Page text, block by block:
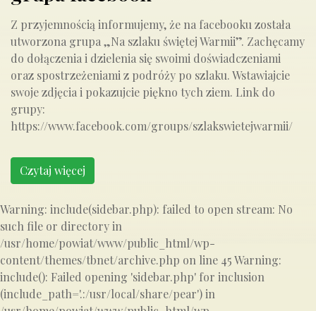
Z przyjemnością informujemy, że na facebooku została
utworzona grupa „Na szlaku świętej Warmii”. Zachęcamy
do dołączenia i dzielenia się swoimi doświadczeniami
oraz spostrzeżeniami z podróży po szlaku. Wstawiajcie
swoje zdjęcia i pokazujcie piękno tych ziem. Link do
grupy:
https://www.facebook.com/groups/szlakswietejwarmii/
Czytaj więcej
Warning: include(sidebar.php): failed to open stream: No
such file or directory in
/usr/home/powiat/www/public_html/wp-
content/themes/tbnet/archive.php on line 45 Warning:
include(): Failed opening 'sidebar.php' for inclusion
(include_path='.:/usr/local/share/pear') in